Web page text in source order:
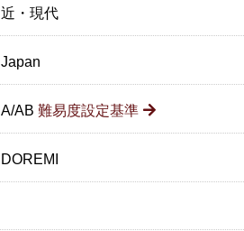
近・現代
Japan
A/AB 難易度設定基準
DOREMI